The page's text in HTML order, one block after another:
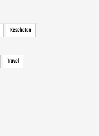
Kesehatan
Travel